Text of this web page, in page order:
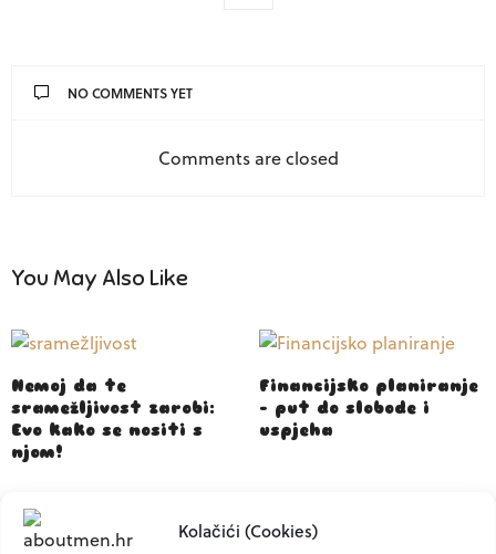
Kolačići (Cookies)
NO COMMENTS YET
Comments are closed
You May Also Like
Nemoj da te
sramežljivost zarobi:
Evo kako se nositi s
njom!
Financijsko planiranje
– put do slobode i
uspjeha